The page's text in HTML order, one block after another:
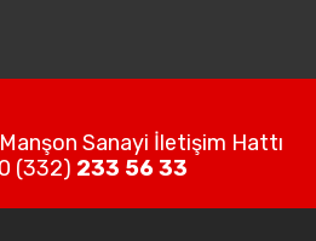
Sanayi İletişim Hattı
(332) 233 56 33